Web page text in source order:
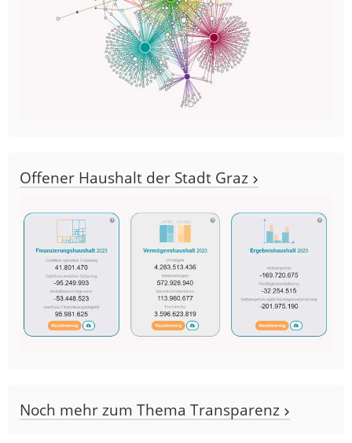
Offener Haushalt der Stadt Graz
Noch mehr zum Thema Transparenz